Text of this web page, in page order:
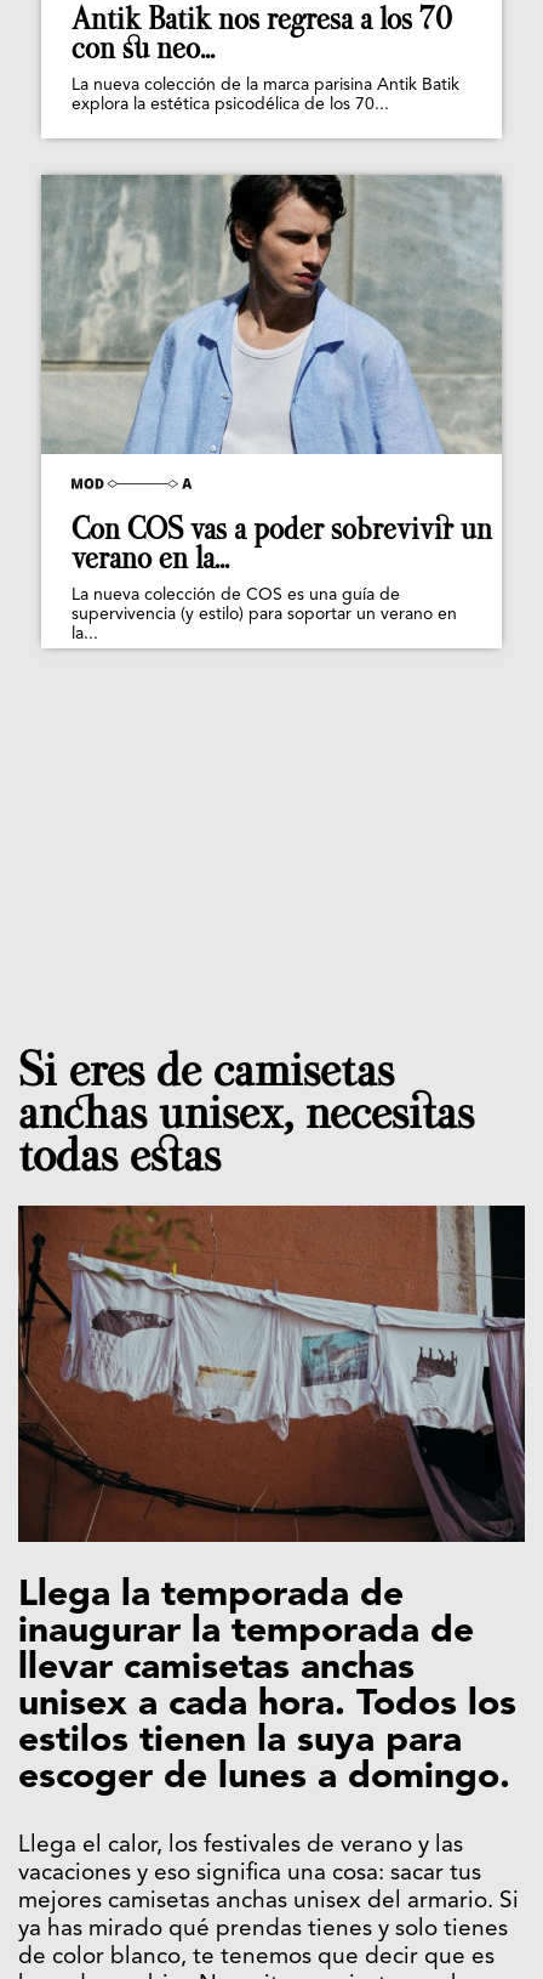
Antik Batik nos regresa a los 70
con su neo...
La nueva colección de la marca parisina Antik Batik
explora la estética psicodélica de los 70...
Con COS vas a poder sobrevivir un
verano en la...
La nueva colección de COS es una guía de
supervivencia (y estilo) para soportar un verano en
la...
Si eres de camisetas
anchas unisex, necesitas
todas estas
Llega la temporada de
inaugurar la temporada de
llevar camisetas anchas
unisex a cada hora. Todos los
estilos tienen la suya para
escoger de lunes a domingo.
Llega el calor, los festivales de verano y las
vacaciones y eso significa una cosa: sacar tus
mejores camisetas anchas unisex del armario. Si
ya has mirado qué prendas tienes y solo tienes
de color blanco, te tenemos que decir que es